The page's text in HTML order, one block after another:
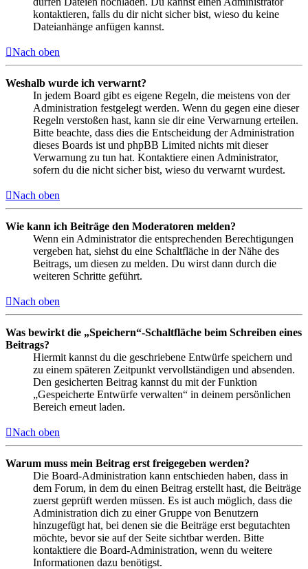
kontaktieren, falls du dir nicht sicher bist, wieso du keine
Dateianhänge anfügen kannst.
Nach oben
Weshalb wurde ich verwarnt?
In jedem Board gibt es eigene Regeln, die meistens von der
Administration festgelegt werden. Wenn du gegen eine dieser
Regeln verstoßen hast, kann sie dir eine Verwarnung erteilen.
Bitte beachte, dass dies die Entscheidung der Administration
dieses Boards ist und phpBB Limited nichts mit dieser
Verwarnung zu tun hat. Kontaktiere einen Administrator,
sofern du die nicht sicher bist, wieso du verwarnt wurdest.
Nach oben
Wie kann ich Beiträge den Moderatoren melden?
Wenn ein Administrator die entsprechenden Berechtigungen
vergeben hat, siehst du eine Schaltfläche in der Nähe des
Beitrags, um diesen zu melden. Du wirst dann durch die
weiteren Schritte geführt.
Nach oben
Was bewirkt die „Speichern“-Schaltfläche beim Schreiben eines
Beitrags?
Hiermit kannst du die geschriebene Entwürfe speichern und
zu einem späteren Zeitpunkt vervollständigen und absenden.
Den gesicherten Beitrag kannst du mit der Funktion
„Gespeicherte Entwürfe verwalten“ in deinem persönlichen
Bereich erneut laden.
Nach oben
Warum muss mein Beitrag erst freigegeben werden?
Die Board-Administration kann entschieden haben, dass in
dem Forum, in dem du einen Beitrag erstellt hast, die Beiträge
zuerst geprüft werden müssen. Es ist auch möglich, dass die
Administration dich zu einer Gruppe von Benutzern
hinzugefügt hat, bei denen sie die Beiträge erst begutachten
möchte, bevor sie auf der Seite sichtbar werden. Bitte
kontaktiere die Board-Administration, wenn du weitere
Informationen dazu benötigst.